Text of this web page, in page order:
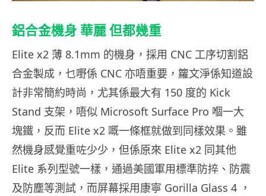
鋁合金機身 華麗 但都幾重
Elite x2 薄 8.1mm 的機身，採用 CNC 工序切割鋁
合金製成，乜嘢係 CNC 亦唔重要，籮文淨係知道設
計非常簡約時尚，尤其係最大有 150 度的 Kick
Stand 支架，唔似 Microsoft Surface Pro 嗰一大
塊鐵，反而 Elite x2 嘅一條框就做到同樣效果。雖
然機身感覺重咗少少，但係原來 Elite x2 同其他
Elite 系列型號一樣，通過美國軍用標準防捽、防震
及防塵等測試，而屏幕採用康寧 Gorilla Glass 4 ，